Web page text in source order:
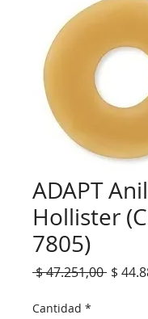
ADAPT
Hollister
7805)
$ 47.251,00 Precio
$
Cantidad *